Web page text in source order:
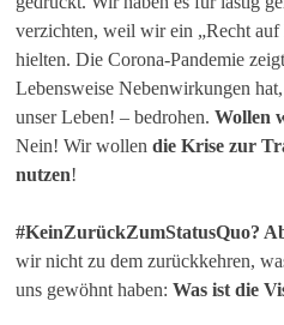
verzichten, weil wir ein „Recht
hielten. Die Corona-Pandemie
Lebensweise Nebenwirkungen
unser Leben! – bedrohen.Wollen
Nein! Wir wollendie Krise zur
nutzen!
#KeinZurückZumStatusQuo?
wir nicht zu dem zurückkehren,
uns gewöhnt haben:Was ist die